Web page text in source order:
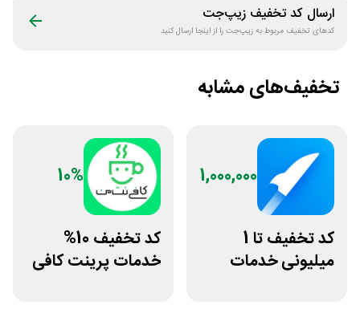
ارسال کد تخفیف زیپ‌جت
کدهای تخفیف مربوط بهزیپ‌جترا از اینجا ارسال کنید
تخفیف‌های مشابه
1,000,000
کد تخفیف تا 1
میلیونی خدمات
10%
کد تخفیف 10%
خدمات پرینت کافی